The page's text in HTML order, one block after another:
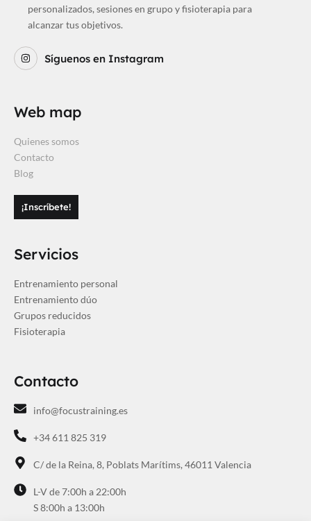
personalizados, sesiones en grupo y fisioterapia para
alcanzar tus objetivos.
Síguenos en Instagram
Web map
Quienes somos
Contacto
Blog
¡Inscríbete!
Servicios
Entrenamiento personal
Entrenamiento dúo
Grupos reducidos
Fisioterapia
Contacto
info@focustraining.es
+34 611 825 319
C/ de la Reina, 8, Poblats Marítims, 46011 Valencia
L-V de 7:00h a 22:00h
S 8:00h a 13:00h